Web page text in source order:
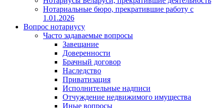
Нотариальные бюро, прекратившие работу с
1.01.2026
Вопрос нотариусу
Часто задаваемые вопросы
Завещание
Доверенности
Брачный договор
Наследство
Приватизация
Исполнительные надписи
Отчуждение недвижимого имущества
Иные вопросы